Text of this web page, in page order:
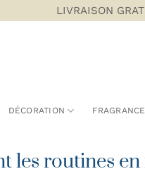
LIVRAISON
DÉCORATION
les routines en